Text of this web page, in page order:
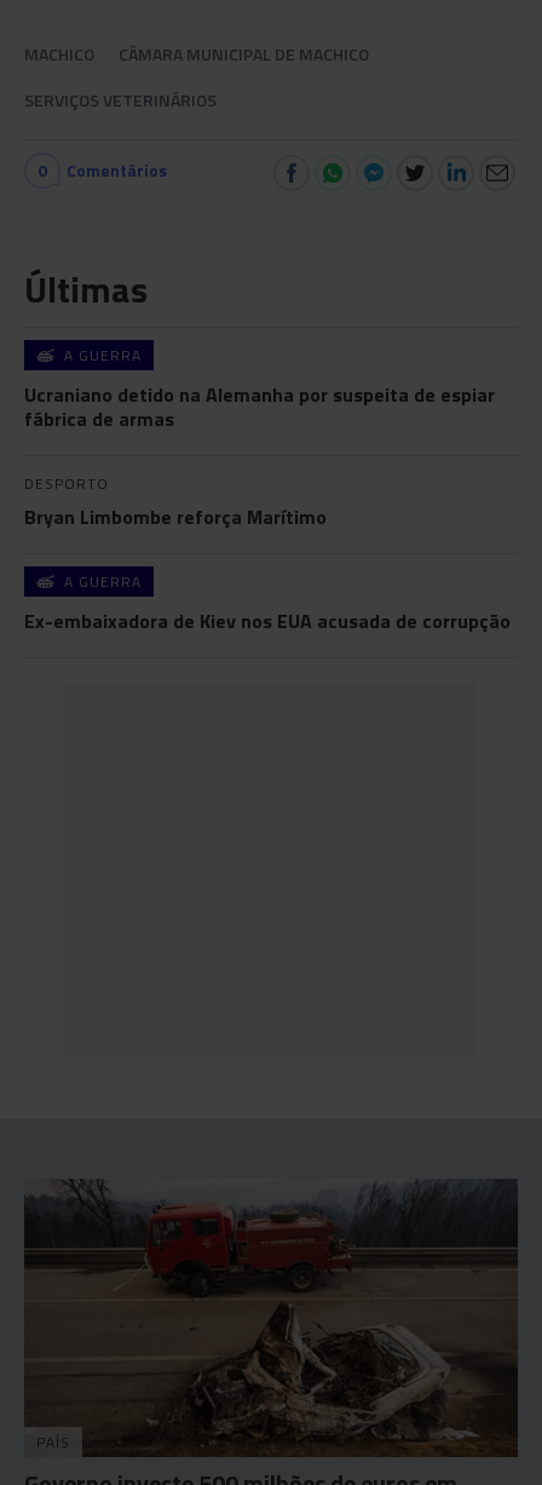
MACHICO
CÂMARA MUNICIPAL DE MACHICO
SERVIÇOS VETERINÁRIOS
0 Comentários
Últimas
A GUERRA
Ucraniano detido na Alemanha por suspeita de espiar
fábrica de armas
DESPORTO
Bryan Limbombe reforça Marítimo
A GUERRA
Ex-embaixadora de Kiev nos EUA acusada de corrupção
PAÍS